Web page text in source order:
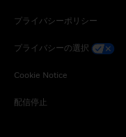
プライバシーポリシー
プライバシーの選択
Cookie Notice
配信停止